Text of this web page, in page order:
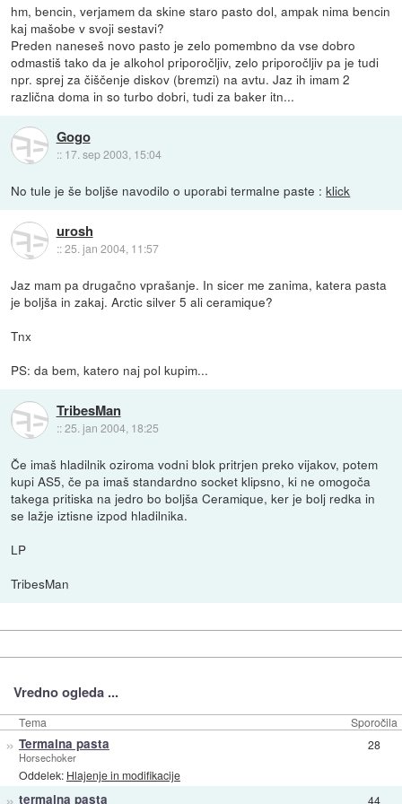
hm, bencin, verjamem da skine staro pasto dol, ampak nima bencin
kaj mašobe v svoji sestavi?
Preden naneseš novo pasto je zelo pomembno da vse dobro
odmastiš tako da je alkohol priporočljiv, zelo priporočljiv pa je tudi
npr. sprej za čiščenje diskov (bremzi) na avtu. Jaz ih imam 2
različna doma in so turbo dobri, tudi za baker itn...
Gogo
:: 17. sep 2003, 15:04
No tule je še boljše navodilo o uporabi termalne paste :klick
urosh
::25. jan 2004, 11:57
Jaz mam pa drugačno vprašanje. In sicer me zanima, katera pasta
je boljša in zakaj. Arctic silver 5 ali ceramique?
Tnx
PS: da bem, katero naj pol kupim...
TribesMan
::25. jan 2004, 18:25
Če imaš hladilnik oziroma vodni blok pritrjen preko vijakov, potem
kupi AS5, če pa imaš standardno socket klipsno, ki ne omogoča
takega pritiska na jedro bo boljša Ceramique, ker je bolj redka in
se lažje iztisne izpod hladilnika.
LP
TribesMan
Vredno ogleda ...
Tema Sporočila
» Termalna pasta
Horsechoker
Oddelek: Hlajenje in modifikacije
28
termalna pasta 44